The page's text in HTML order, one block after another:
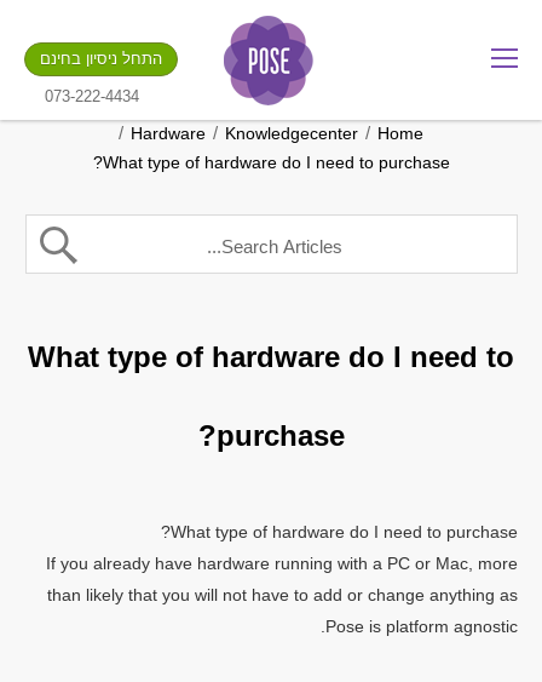
.gotpose.com
התחל ניסיון בחינם
073-222-4434
Home
/
Knowledgecenter
/
Hardware
/
What type of hardware do I need to purchase?
What type of hardware do I need to
purchase?
What type of hardware do I need to purchase?
If you already have hardware running with a PC or Mac, more
than likely that you will not have to add or change anything as
Pose is platform agnostic.